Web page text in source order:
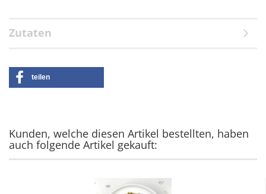
Zutaten
teilen
Kunden, welche diesen Artikel bestellten, haben
auch folgende Artikel gekauft: